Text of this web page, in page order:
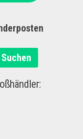
Suchen